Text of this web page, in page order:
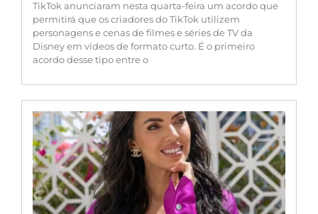
TikTok anunciaram nesta quarta-feira um acordo que
permitirá que os criadores do TikTok utilizem
personagens e cenas de filmes e séries de TV da
Disney em vídeos de formato curto. É o primeiro
acordo desse tipo entre o